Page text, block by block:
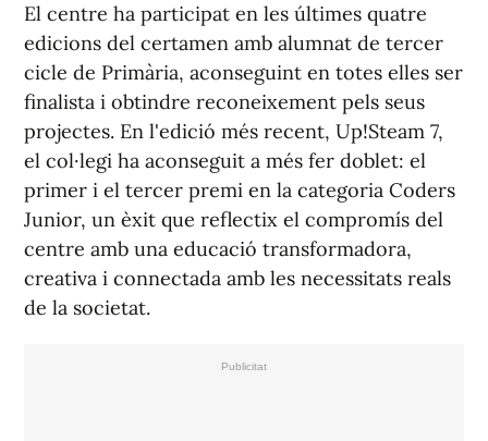
El centre ha participat en les últimes quatre
edicions del certamen amb alumnat de tercer
cicle de Primària, aconseguint en totes elles ser
finalista i obtindre reconeixement pels seus
projectes. En l'edició més recent, Up!Steam 7,
el col·legi ha aconseguit a més fer doblet: el
primer i el tercer premi en la categoria Coders
Junior, un èxit que reflectix el compromís del
centre amb una educació transformadora,
creativa i connectada amb les necessitats reals
de la societat.